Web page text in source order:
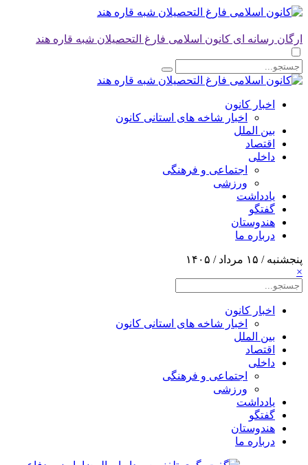
ارگان رسانه ای کانون اسلامی فارغ التحصیلان شبه قاره هند
اخبار کانون
اخبار شاخه های استانی کانون
بین الملل
اقتصاد
داخلی
اجتماعی و فرهنگی
ورزشی
یادداشت
گفتگو
هندوستان
درباره ما
پنجشنبه / ۱۵ مرداد / ۱۴۰۵
×
اخبار کانون
اخبار شاخه های استانی کانون
بین الملل
اقتصاد
داخلی
اجتماعی و فرهنگی
ورزشی
یادداشت
گفتگو
هندوستان
درباره ما